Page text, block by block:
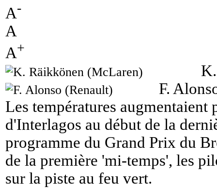
A-
A
A+
F.
Les températures augmentaient
d'Interlagos au début de la
programme du Grand Prix du
de la première 'mi-temps', les
sur la piste au feu vert.